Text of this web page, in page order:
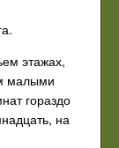
этажах,
малыми
гораздо
на